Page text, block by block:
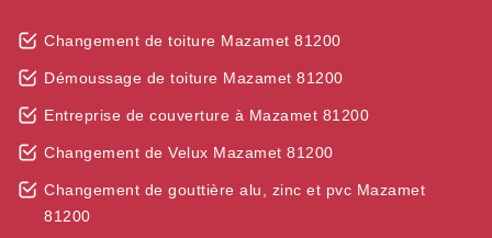
Changement de toiture Mazamet 81200
Démoussage de toiture Mazamet 81200
Entreprise de couverture à Mazamet 81200
Changement de Velux Mazamet 81200
Changement de gouttière alu, zinc et pvc Mazamet
81200